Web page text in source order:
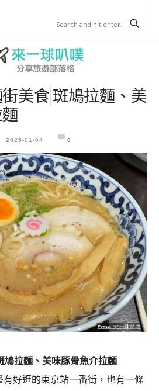
美食|斑鳩拉麵、美
2025-01-04 0
鳩拉麵、美味豚骨魚介拉麵
好逛的東京站一番街，也有一條